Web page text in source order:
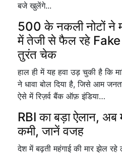
बजे खुलेंगे...
500 के नकली नोटों ने
में तेजी से फैल रहे
तुरंत चेक
हाल ही में यह हवा उड़ चुकी है कि
ने धावा बोल दिया है, जिसे आम
ऐसे में रिज़र्व बैंक ऑफ़ इंडिया…
RBI का बड़ा ऐलान, अब
कमी, जानें वजह
देश में बढ़ती महंगाई की मार झेल रहे